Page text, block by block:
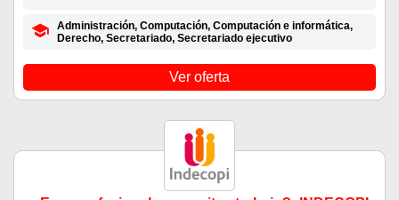
Administración, Computación, Computación e informática,
Derecho, Secretariado, Secretariado ejecutivo
Ver oferta